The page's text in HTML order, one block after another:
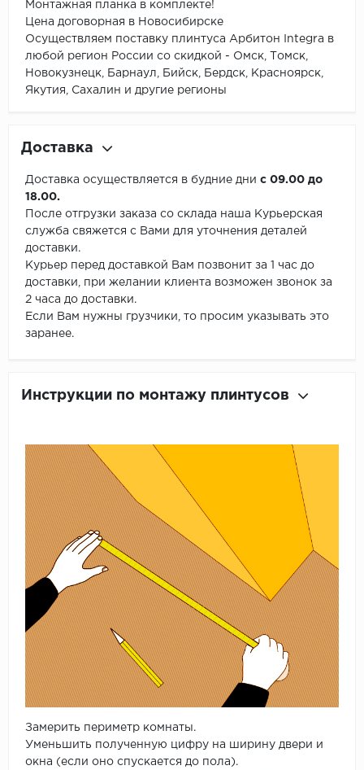
Монтажная планка в комплекте!
Цена договорная в Новосибирске
Осуществляем поставку плинтуса Арбитон Integra в
любой регион России со скидкой - Омск, Томск,
Новокузнецк, Барнаул, Бийск, Бердск, Красноярск,
Якутия, Сахалин и другие регионы
Доставка
Доставка осуществляется в будние дни с 09.00 до
18.00.
После отгрузки заказа со склада наша Курьерская
служба свяжется с Вами для уточнения деталей
доставки.
Курьер перед доставкой Вам позвонит за 1 час до
доставки, при желании клиента возможен звонок за
2 часа до доставки.
Если Вам нужны грузчики, то просим указывать это
заранее.
Инструкции по монтажу плинтусов
Замерить периметр комнаты.
Уменьшить полученную цифру на ширину двери и
окна (если оно спускается до пола).